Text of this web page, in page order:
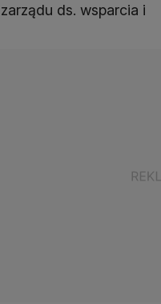
ds. wsparcia i